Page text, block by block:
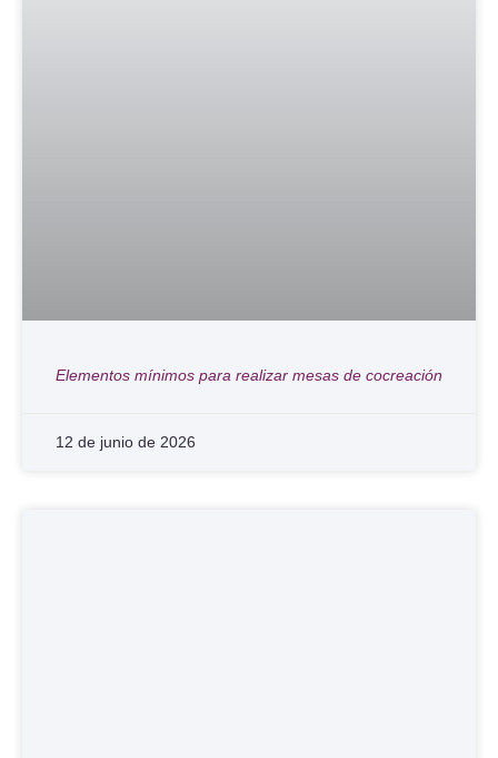
Elementos mínimos para realizar mesas de cocreación
12 de junio de 2026